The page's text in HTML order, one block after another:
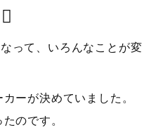
って、いろんなことが変
ーが決めていました。
のです。